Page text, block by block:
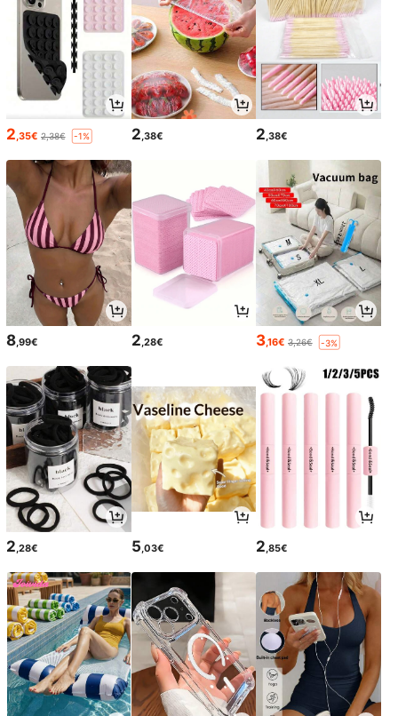
2 ,35€ 2,38€ -1% 2 ,38€ 2 ,38€
8,99€ 2,28€ 3,16€ 3,26€ -3%
2,28€ 5,03€ 2,85€